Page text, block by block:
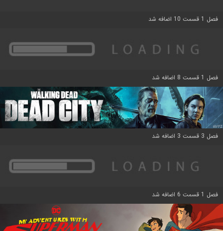
فصل 1 قسمت 10 اضافه شد
فصل 1 قسمت 8 اضافه شد
فصل 3 قسمت 3 اضافه شد
فصل 1 قسمت 6 اضافه شد